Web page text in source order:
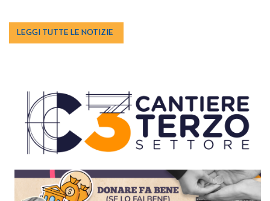
LEGGI TUTTE LE NOTIZIE